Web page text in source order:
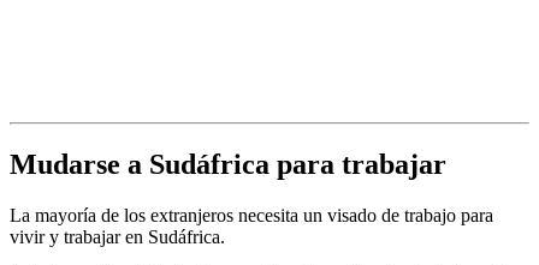
Mudarse a Sudáfrica para trabajar
La mayoría de los extranjeros necesita un visado de trabajo para
vivir y trabajar en Sudáfrica.